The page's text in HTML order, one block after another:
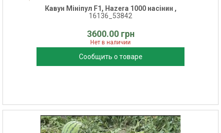
Кавун Мініпул F1, Hazera 1000 насінин ,
16136_53842
3600.00 грн
Нет в наличии
Сообщить о товаре